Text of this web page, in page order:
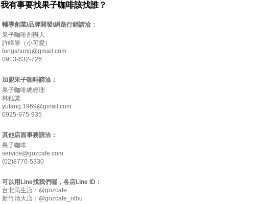
我有事要找果子咖啡該找誰？
輔導創業/品牌開發/網路行銷請洽：
果子咖啡創辦人
許峰勝（小可愛）
fungshung@gmail.com
0913-632-726
加盟果子咖啡請洽：
果子咖啡總經理
林鈺棠
yutang.1969@gmail.com
0925-975-935
其他店面事務請洽：
果子咖啡
service@gozcafe.com
(02)8770-5330
可以用Line找我們喔，各店Line ID：
台北民生店：@gozcafe
新竹清大店：@gozcafe_nthu